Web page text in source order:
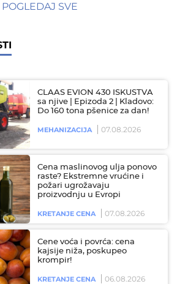
POGLEDAJ SVE
CLAAS EVION 430 ISKUSTVA
sa njive | Epizoda 2 | Kladovo:
Do 160 tona pšenice za dan!
MEHANIZACIJA 07.08.2026
Cena maslinovog ulja ponovo
raste? Ekstremne vrućine i
požari ugrožavaju
proizvodnju u Evropi
KRETANJE CENA 07.08.2026
Cene voća i povrća: cena
kajsije niža, poskupeo
krompir!
KRETANJE CENA 06.08.2026